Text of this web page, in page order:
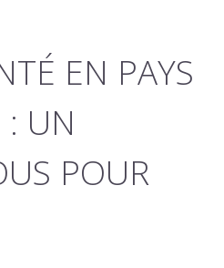
EN PAYS
UN
POUR